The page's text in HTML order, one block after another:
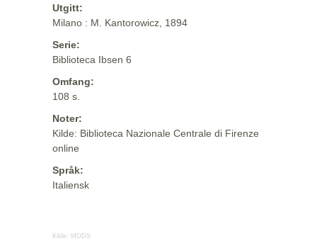
Utgitt:
Milano : M. Kantorowicz, 1894
Serie:
Biblioteca Ibsen 6
Omfang:
108 s.
Noter:
Kilde: Biblioteca Nazionale Centrale di Firenze
online
Språk:
Italiensk
Kilde: MODS